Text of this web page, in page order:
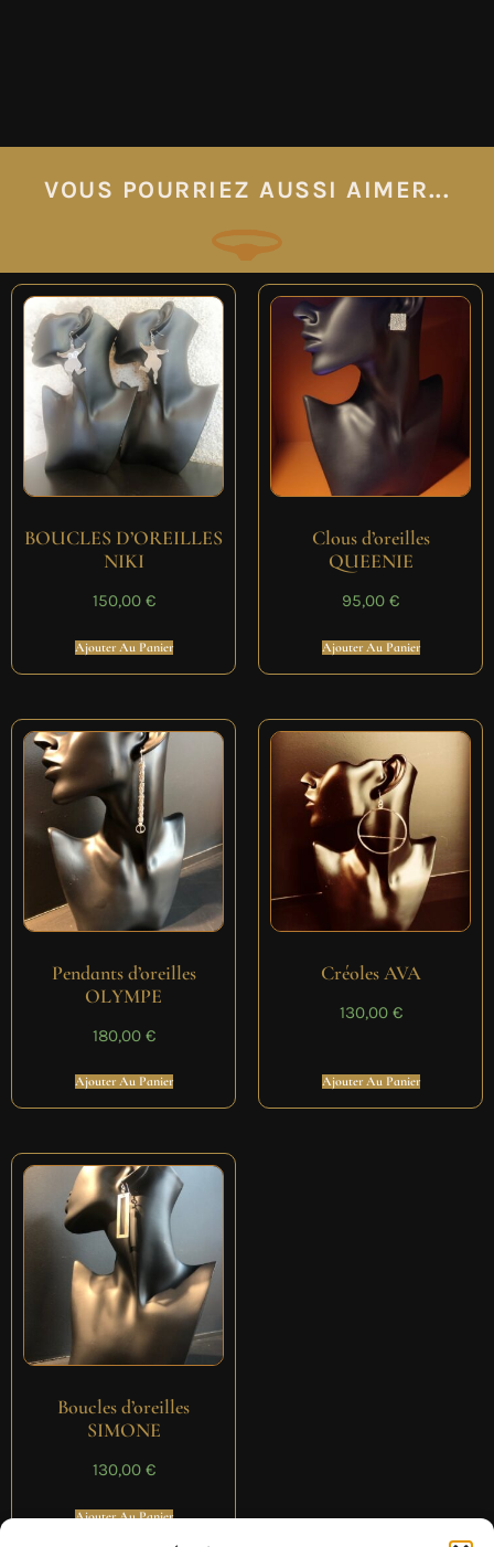
VOUS POURRIEZ AUSSI AIMER...
BOUCLES D’OREILLES
NIKI
150,00 €
Ajouter Au Panier
Clous d’oreilles
QUEENIE
95,00 €
Ajouter Au Panier
Pendants d’oreilles
OLYMPE
180,00 €
Ajouter Au Panier
Créoles AVA
130,00 €
Ajouter Au Panier
Boucles d’oreilles
SIMONE
130,00 €
Ajouter Au Panier